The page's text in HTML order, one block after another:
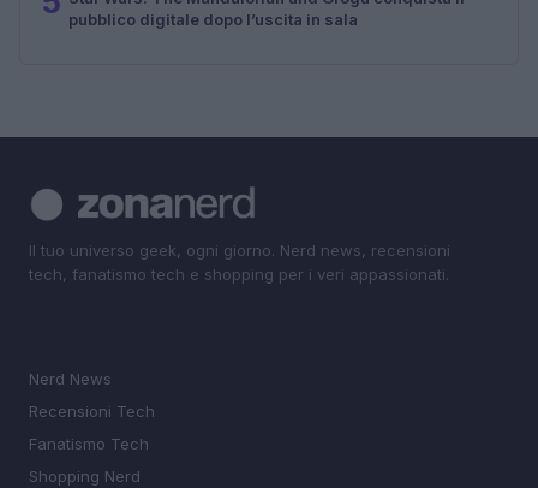
pubblico digitale dopo l’uscita in sala
Il tuo universo geek, ogni giorno. Nerd news, recensioni
tech, fanatismo tech e shopping per i veri appassionati.
Nerd News
Recensioni Tech
Fanatismo Tech
Shopping Nerd